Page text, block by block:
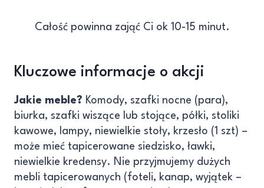
Całość powinna zająć Ci ok 10-15 minut.
Kluczowe informacje o akcji
Jakie meble? Komody, szafki nocne (para),
biurka, szafki wiszące lub stojące, półki, stoliki
kawowe, lampy, niewielkie stoły, krzesło (1 szt) –
może mieć tapicerowane siedzisko, ławki,
niewielkie kredensy. Nie przyjmujemy dużych
mebli tapicerowanych (foteli, kanap, wyjątek –